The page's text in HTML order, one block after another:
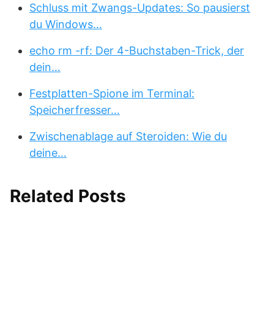
Schluss mit Zwangs-Updates: So pausierst
du Windows…
echo rm -rf: Der 4-Buchstaben-Trick, der
dein…
Festplatten-Spione im Terminal:
Speicherfresser…
Zwischenablage auf Steroiden: Wie du
deine…
Related Posts